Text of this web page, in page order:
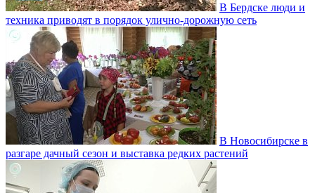
В Бердске люди и
техника приводят в порядок улично‑дорожную сеть
В Новосибирске в
разгаре дачный сезон и выставка редких растений